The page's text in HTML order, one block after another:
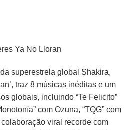
Ya No Lloran
superestrela global Shakira,
traz 8 músicas inéditas e um
globais, incluindo “Te Felicito”
com Ozuna, “TQG” com
colaboração viral recorde com